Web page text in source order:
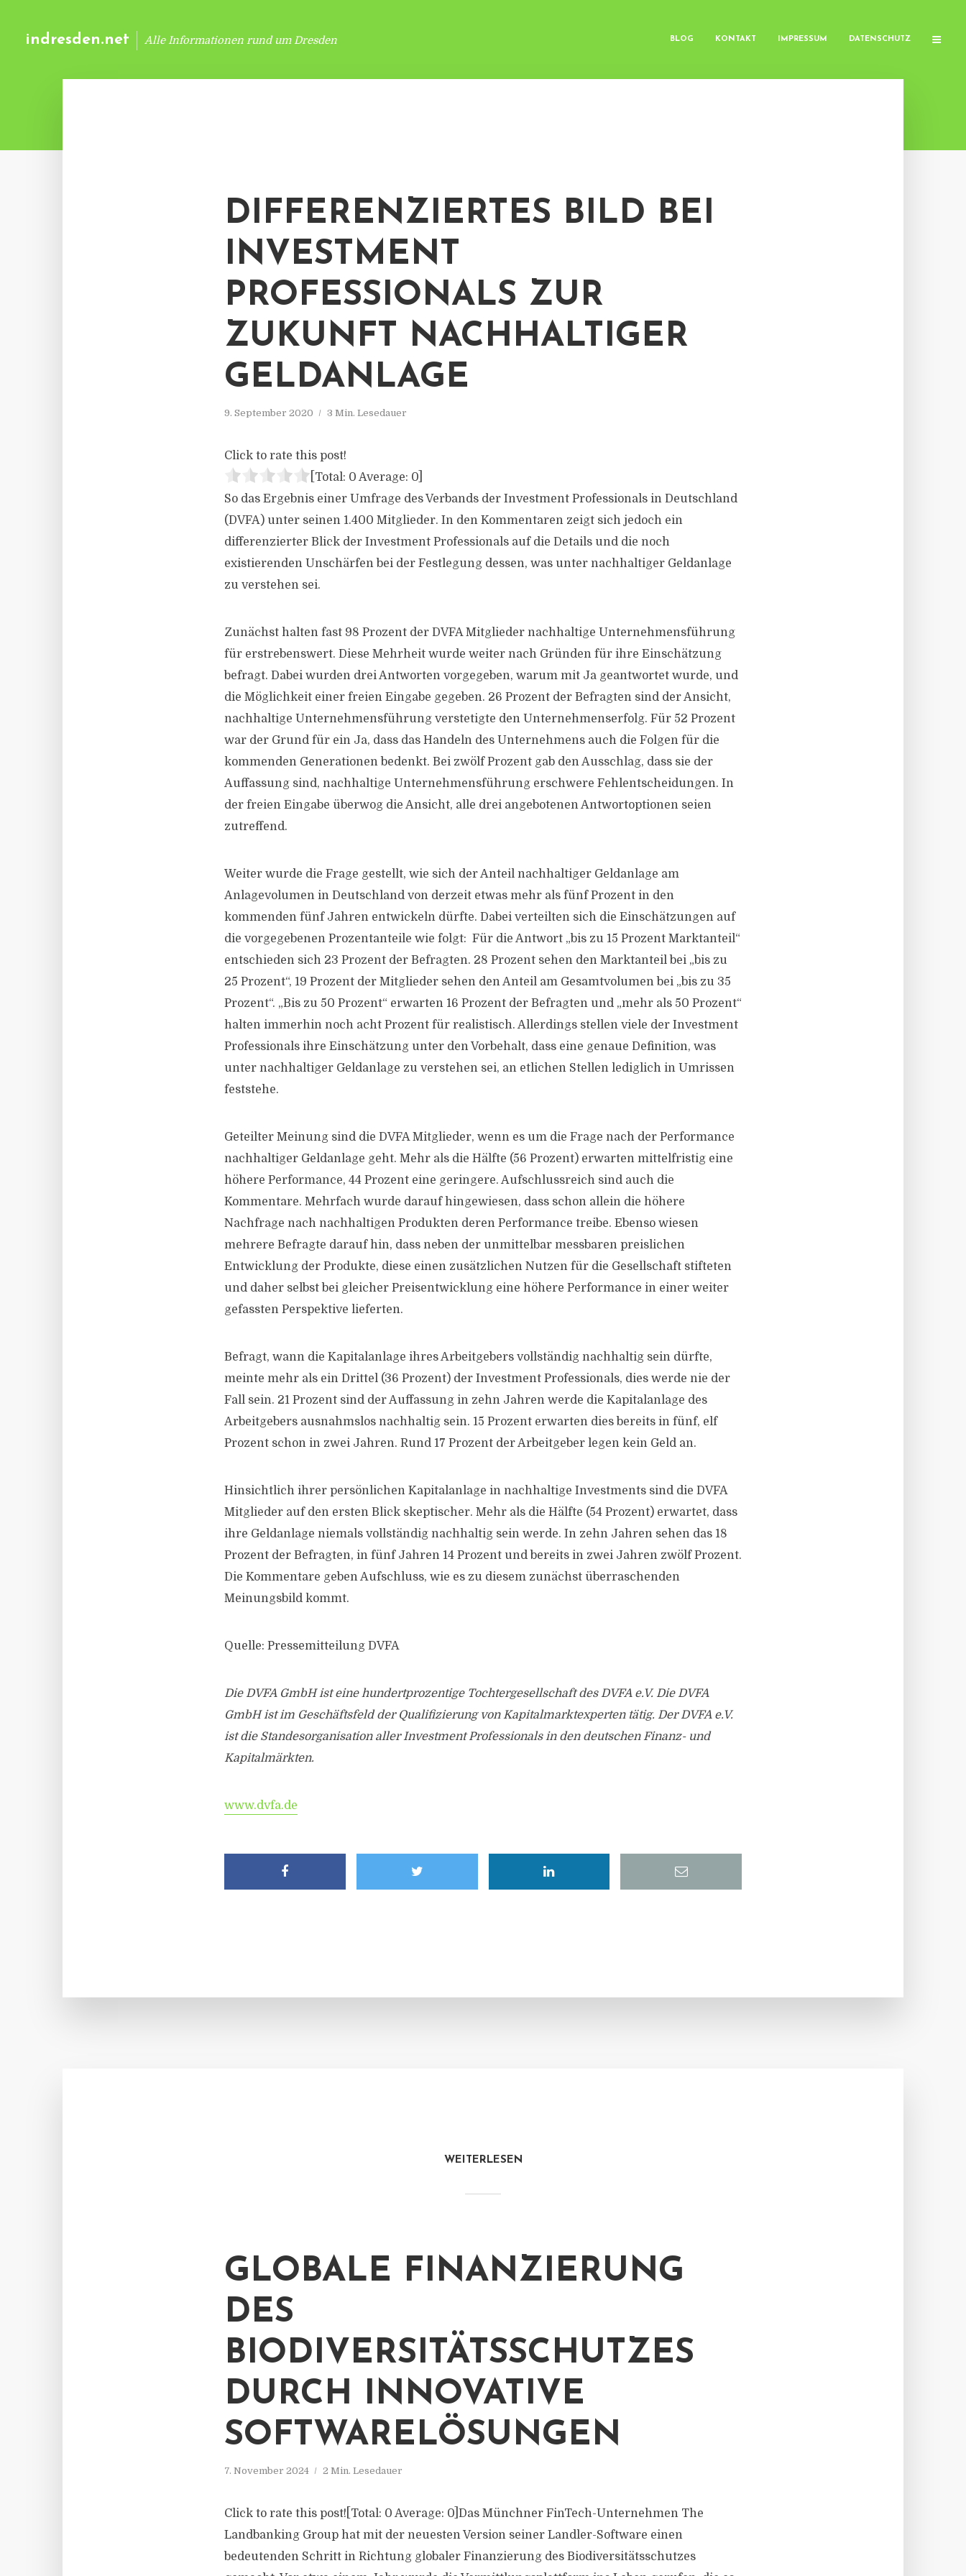
indresden.net Alle Informationen rund um Dresden BLOG KONTAKT IMPRESSUM DATENSCHUTZ
DIFFERENZIERTES BILD BEI
INVESTMENT
PROFESSIONALS ZUR
ZUKUNFT NACHHALTIGER
GELDANLAGE
9. September 2020 3 Min. Lesedauer
Click to rate this post!
[Total: 0 Average: 0
So das Ergebnis einer Umfrage des Verbands der Investment Professionals in Deutschland
(DVFA) unter seinen 1.400 Mitglieder. In den Kommentaren zeigt sich jedoch ein
differenzierter Blick der Investment Professionals auf die Details und die noch
existierenden Unschärfen bei der Festlegung dessen, was unter nachhaltiger Geldanlage
zu verstehen sei.
Zunächst halten fast 98 Prozent der DVFA Mitglieder nachhaltige Unternehmensführung
für erstrebenswert. Diese Mehrheit wurde weiter nach Gründen für ihre Einschätzung
befragt. Dabei wurden drei Antworten vorgegeben, warum mit Ja geantwortet wurde, und
die Möglichkeit einer freien Eingabe gegeben. 26 Prozent der Befragten sind der Ansicht,
nachhaltige Unternehmensführung verstetigte den Unternehmenserfolg. Für 52 Prozent
war der Grund für ein Ja, dass das Handeln des Unternehmens auch die Folgen für die
kommenden Generationen bedenkt. Bei zwölf Prozent gab den Ausschlag, dass sie der
Auffassung sind, nachhaltige Unternehmensführung erschwere Fehlentscheidungen. In
der freien Eingabe überwog die Ansicht, alle drei angebotenen Antwortoptionen seien
zutreffend.
Weiter wurde die Frage gestellt, wie sich der Anteil nachhaltiger Geldanlage am
Anlagevolumen in Deutschland von derzeit etwas mehr als fünf Prozent in den
kommenden fünf Jahren entwickeln dürfte. Dabei verteilten sich die Einschätzungen auf
die vorgegebenen Prozentanteile wie folgt: Für die Antwort „bis zu 15 Prozent Marktanteil“
entschieden sich 23 Prozent der Befragten. 28 Prozent sehen den Marktanteil bei „bis zu
25 Prozent“, 19 Prozent der Mitglieder sehen den Anteil am Gesamtvolumen bei „bis zu 35
Prozent“. „Bis zu 50 Prozent“ erwarten 16 Prozent der Befragten und „mehr als 50 Prozent“
halten immerhin noch acht Prozent für realistisch. Allerdings stellen viele der Investment
Professionals ihre Einschätzung unter den Vorbehalt, dass eine genaue Definition, was
unter nachhaltiger Geldanlage zu verstehen sei, an etlichen Stellen lediglich in Umrissen
feststehe.
Geteilter Meinung sind die DVFA Mitglieder, wenn es um die Frage nach der Performance
nachhaltiger Geldanlage geht. Mehr als die Hälfte (56 Prozent) erwarten mittelfristig eine
höhere Performance, 44 Prozent eine geringere. Aufschlussreich sind auch die
Kommentare. Mehrfach wurde darauf hingewiesen, dass schon allein die höhere
Nachfrage nach nachhaltigen Produkten deren Performance treibe. Ebenso wiesen
mehrere Befragte darauf hin, dass neben der unmittelbar messbaren preislichen
Entwicklung der Produkte, diese einen zusätzlichen Nutzen für die Gesellschaft stifteten
und daher selbst bei gleicher Preisentwicklung eine höhere Performance in einer weiter
gefassten Perspektive lieferten.
Befragt, wann die Kapitalanlage ihres Arbeitgebers vollständig nachhaltig sein dürfte,
meinte mehr als ein Drittel (36 Prozent) der Investment Professionals, dies werde nie der
Fall sein. 21 Prozent sind der Auffassung in zehn Jahren werde die Kapitalanlage des
Arbeitgebers ausnahmslos nachhaltig sein. 15 Prozent erwarten dies bereits in fünf, elf
Prozent schon in zwei Jahren. Rund 17 Prozent der Arbeitgeber legen kein Geld an.
Hinsichtlich ihrer persönlichen Kapitalanlage in nachhaltige Investments sind die DVFA
Mitglieder auf den ersten Blick skeptischer. Mehr als die Hälfte (54 Prozent) erwartet, dass
ihre Geldanlage niemals vollständig nachhaltig sein werde. In zehn Jahren sehen das 18
Prozent der Befragten, in fünf Jahren 14 Prozent und bereits in zwei Jahren zwölf Prozent.
Die Kommentare geben Aufschluss, wie es zu diesem zunächst überraschenden
Meinungsbild kommt.
Quelle: Pressemitteilung DVFA
Die DVFA GmbH ist eine hundertprozentige Tochtergesellschaft des DVFA e.V. Die DVFA
GmbH ist im Geschäftsfeld der Qualifizierung von Kapitalmarktexperten tätig. Der DVFA e.V.
ist die Standesorganisation aller Investment Professionals in den deutschen Finanz- und
Kapitalmärkten.
www.dvfa.de
WEITERLESEN
GLOBALE FINANZIERUNG
DES
BIODIVERSITÄTSSCHUTZES
DURCH INNOVATIVE
SOFTWARELÖSUNGEN
7. November 2024 2 Min. Lesedauer
Click to rate this post![Total: 0 Average: 0]Das Münchner FinTech-Unternehmen The
Landbanking Group hat mit der neuesten Version seiner Landler-Software einen
bedeutenden Schritt in Richtung globaler Finanzierung des Biodiversitätsschutzes